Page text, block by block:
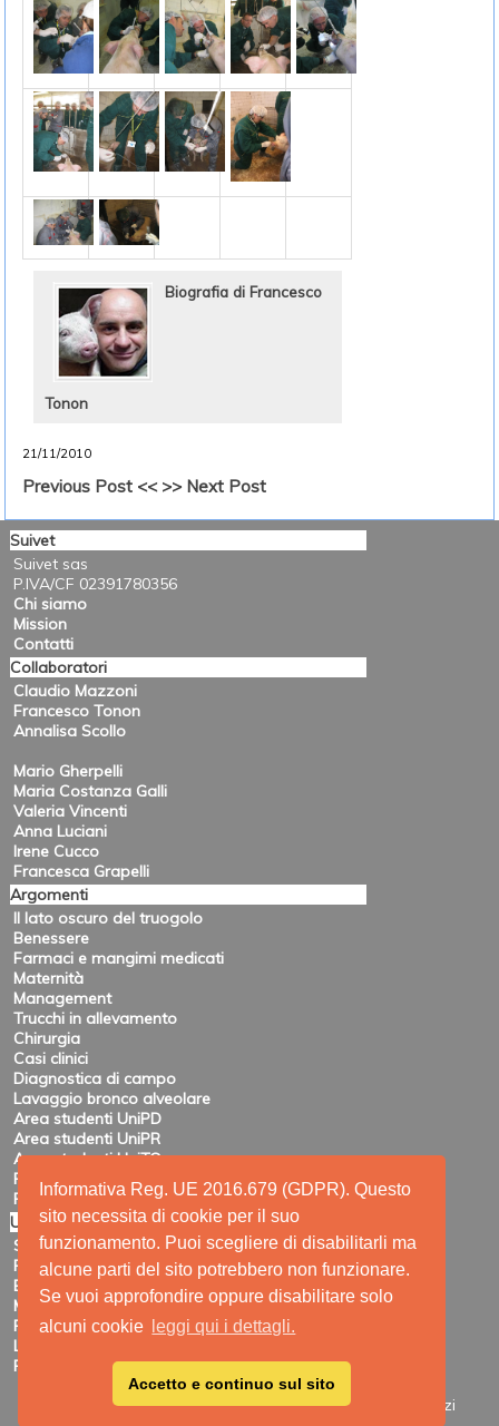
Informativa Reg. UE 2016.679 (GDPR). Questo
sito necessita di cookie per il suo
funzionamento. Puoi scegliere di disabilitarli ma
alcune parti del sito potrebbero non funzionare.
Se vuoi approfondire oppure disabilitare solo
alcuni cookie
leggi qui i dettagli.
Accetto e continuo sul sito
Biografia di Francesco
Tonon
21/11/2010
Previous Post << >> Next Post
Suivet
Suivet sas
P.IVA/CF 02391780356
Chi siamo
Mission
Contatti
Collaboratori
Claudio Mazzoni
Francesco Tonon
Annalisa Scollo
Mario Gherpelli
Maria Costanza Galli
Valeria Vincenti
Anna Luciani
Irene Cucco
Francesca Grapelli
Argomenti
Il lato oscuro del truogolo
Benessere
Farmaci e mangimi medicati
Maternità
Management
Trucchi in allevamento
Chirurgia
Casi clinici
Diagnostica di campo
Lavaggio bronco alveolare
Area studenti UniPD
Area studenti UniPR
Area studenti UniTO
Recensioni di eventi
Pubblicazioni e ricerca
Utility
Siti amici
Ricerca
Elenco feed
Mappa del sito
Registrazione
Login
Privacy
|Printable View| © 2009 - 2026 SUIVET-Servizi